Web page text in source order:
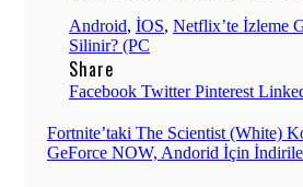
Android, İOS, Netflix’te İzleme
Silinir? (PC
Share
Facebook TwitterPinterest
Yazı
Fortnite’taki The Scientist (White)
GeForce NOW, Andorid İçin